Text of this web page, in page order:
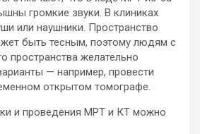
громкие звуки. В клиниках
или наушники. Пространство
быть тесным, поэтому людям с
пространства желательно
— например, провести
открытом томографе.
и проведения МРТ и КТ можно